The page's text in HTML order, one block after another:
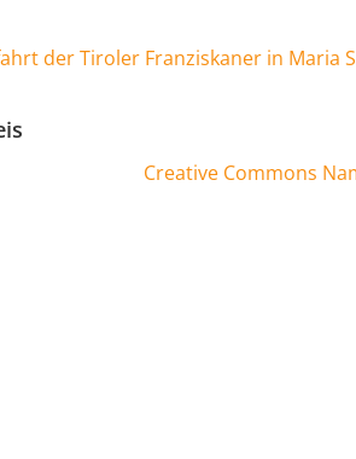
der Tiroler Franziskaner in Maria
Creative Commons